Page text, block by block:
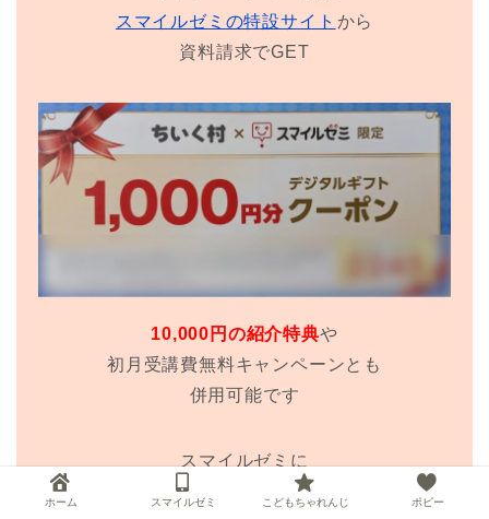
スマイルゼミの特設サイト から
資料請求でGET
10,000円の紹介特典や
初月受講費無料キャンペーンとも
併用可能です
スマイルゼミに
1番お得に始める方法なので
ホーム スマイルゼミ こどもちゃれんじ ポピー